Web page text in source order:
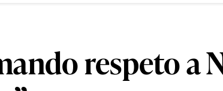
respeto a